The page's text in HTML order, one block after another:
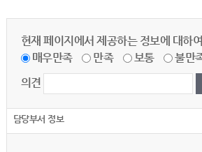
현재 페이지에서 제공하는 정보에 대하
매우만족
만족 보통 불만
의견
담당부서 정보